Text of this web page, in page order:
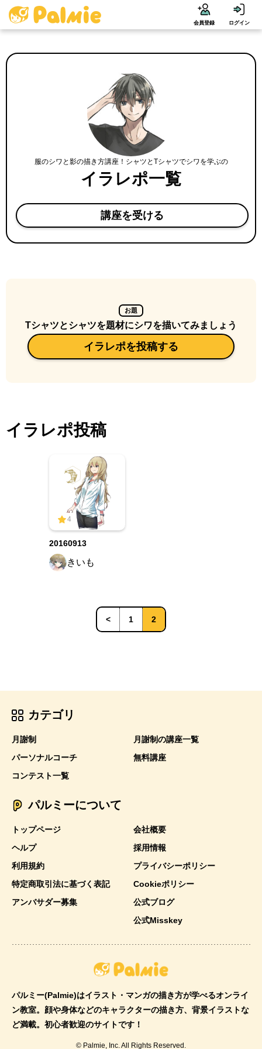
会員登録 ログイン
服のシワと影の描き方講座！シャツとTシャツでシワを学ぶの
イラレポ一覧
講座を受ける
お題
Tシャツとシャツを題材にシワを描いてみましょう
イラレポを投稿する
イラレポ投稿
4
20160913
きいも
< 1 2
カテゴリ
月謝制
月謝制の講座一覧
パーソナルコーチ
無料講座
コンテスト一覧
パルミーについて
トップページ
会社概要
ヘルプ
採用情報
利用規約
プライバシーポリシー
特定商取引法に基づく表記
Cookieポリシー
アンバサダー募集
公式ブログ
公式Misskey
パルミー(Palmie)はイラスト・マンガの描き方が学べるオンライ
ン教室。顔や身体などのキャラクターの描き方、背景イラストな
ど満載。初心者歓迎のサイトです！
© Palmie, Inc. All Rights Reserved.